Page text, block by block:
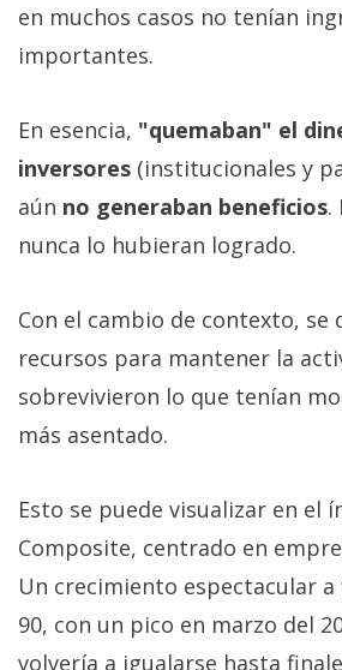
en muchos casos no tenían
importantes.
En esencia, "quemaban" el
inversores (institucionales y
aún no generaban beneficios.
nunca lo hubieran logrado.
Con el cambio de contexto, se
recursos para mantener la
sobrevivieron lo que tenían
más asentado.
Esto se puede visualizar en el
Composite, centrado en
Un crecimiento espectacular a
90, con un pico en marzo del
volvería a igualarse hasta